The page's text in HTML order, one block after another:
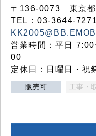
〒136-0073 東京都
TEL：
営業時間：平日
00
定休日：日曜日・祝
販売可 工事・